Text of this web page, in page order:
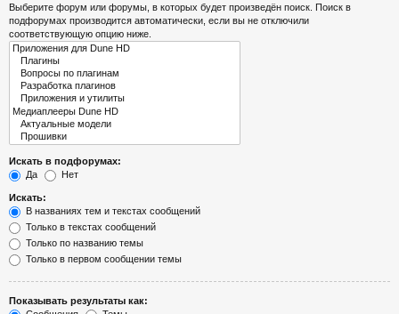
Выберите форум или форумы, в которых будет произведён поиск. Поиск в
подфорумах производится автоматически, если вы не отключили
соответствующую опцию ниже.
Искать в подфорумах:
Да
Нет
Искать:
В названиях тем и текстах сообщений
Только в текстах сообщений
Только по названию темы
Только в первом сообщении темы
Показывать результаты как: